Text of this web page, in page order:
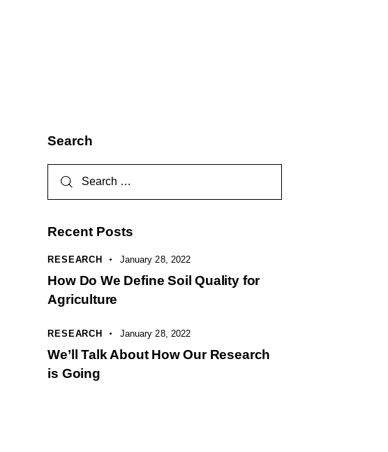
Search
Recent Posts
RESEARCH January 28, 2022
How Do We Define Soil Quality for
Agriculture
RESEARCH January 28, 2022
We’ll Talk About How Our Research
is Going